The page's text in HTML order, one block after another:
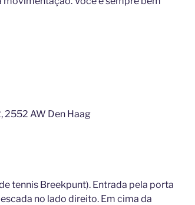
2552 AW Den Haag
tennis Breekpunt). Entrada pela porta
no lado direito. Em cima da